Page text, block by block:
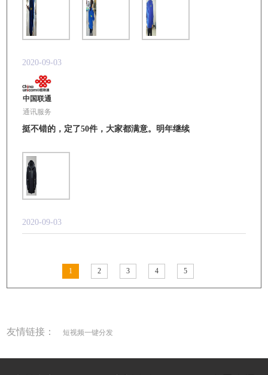
2020-09-03
中国联通
通讯服务
挺不错的，定了50件，大家都满意。明年继续
2020-09-03
1 2 3 4 5
友情链接： 短视频一键分发